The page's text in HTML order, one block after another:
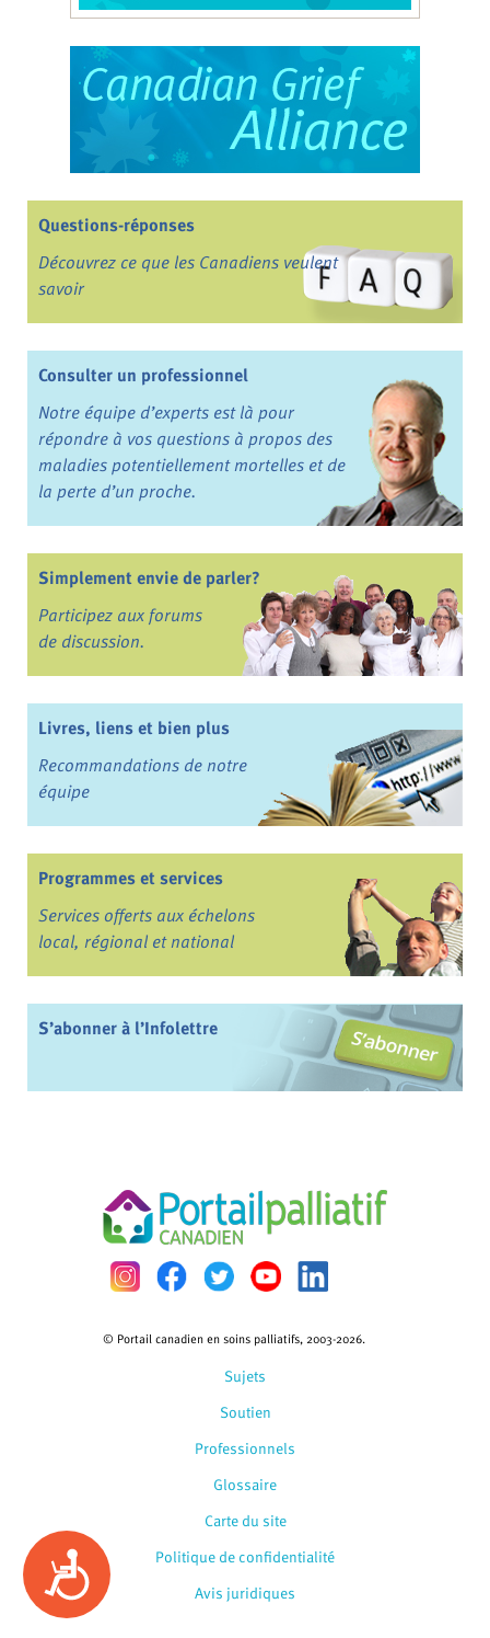
Accessibility
Questions-réponses
Découvrez ce que les Canadiens veulent
savoir
Consulter un professionnel
Notre équipe d’experts est là pour
répondre à vos questions à propos des
maladies potentiellement mortelles et de
la perte d’un proche.
Simplement envie de parler?
Participez aux forums
de discussion.
Livres, liens et bien plus
Recommandations de notre
équipe
Programmes et services
Services offerts aux échelons
local, régional et national
S’abonner à l’Infolettre
Sujets
Soutien
Professionnels
Glossaire
© Portail canadien en soins palliatifs, 2003-2026.
Carte du site
Politique de confidentialité
Avis juridiques